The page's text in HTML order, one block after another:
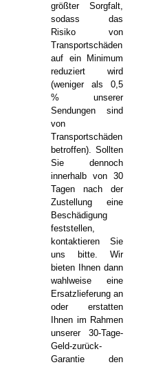
größter Sorgfalt,
sodass das
Risiko von
Transportschäden
auf ein Minimum
reduziert wird
(weniger als 0,5
% unserer
Sendungen sind
von
Transportschäden
betroffen). Sollten
Sie dennoch
innerhalb von 30
Tagen nach der
Zustellung eine
Beschädigung
feststellen,
kontaktieren Sie
uns bitte. Wir
bieten Ihnen dann
wahlweise eine
Ersatzlieferung an
oder erstatten
Ihnen im Rahmen
unserer 30-Tage-
Geld-zurück-
Garantie den